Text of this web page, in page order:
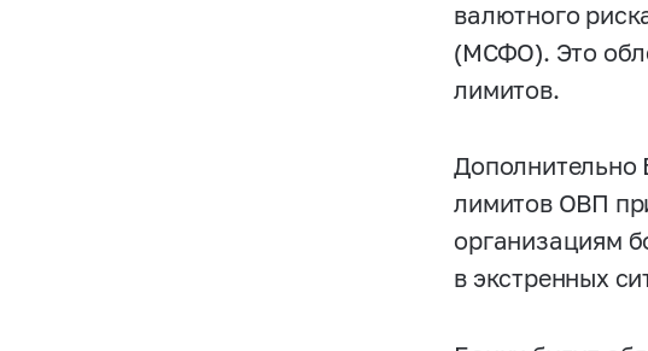
валютного
(МСФО). Это
лимитов.
Дополнительно
лимитов ОВП
организациям
в экстренных